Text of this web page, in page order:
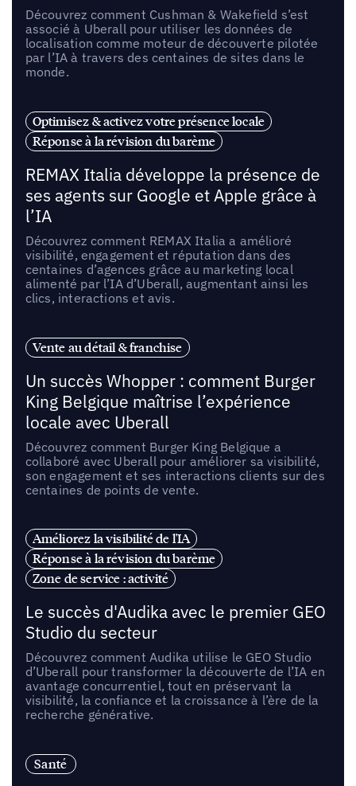
Découvrez comment Cushman & Wakefield s’est
associé à Uberall pour utiliser les données de
localisation comme moteur de découverte pilotée
par l’IA à travers des centaines de sites dans le
monde.
Optimisez & activez votre présence locale
Réponse à la révision du barème
REMAX Italia développe la présence de
ses agents sur Google et Apple grâce à
l’IA
Découvrez comment REMAX Italia a amélioré
visibilité, engagement et réputation dans des
centaines d’agences grâce au marketing local
alimenté par l’IA d’Uberall, augmentant ainsi les
clics, interactions et avis.
Vente au détail & franchise
Un succès Whopper : comment Burger
King Belgique maîtrise l’expérience
locale avec Uberall
Découvrez comment Burger King Belgique a
collaboré avec Uberall pour améliorer sa visibilité,
son engagement et ses interactions clients sur des
centaines de points de vente.
Améliorez la visibilité de l'IA
Réponse à la révision du barème
Zone de service : activité
Le succès d'Audika avec le premier GEO
Studio du secteur
Découvrez comment Audika utilise le GEO Studio
d’Uberall pour transformer la découverte de l’IA en
avantage concurrentiel, tout en préservant la
visibilité, la confiance et la croissance à l’ère de la
recherche générative.
Santé